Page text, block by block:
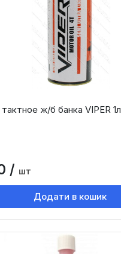
ж/б банка VIPER 1л
/ шт
Додати в кошик